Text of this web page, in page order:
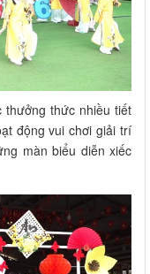
thức nhiều tiết
động vui chơi giải trí
màn biểu diễn xiếc